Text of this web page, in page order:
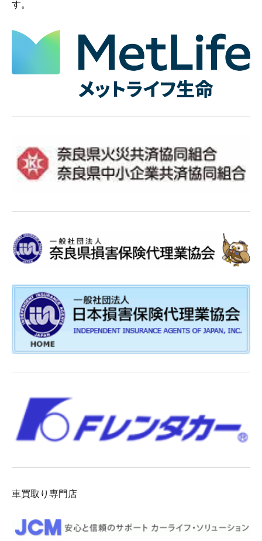
す。
車買取り専門店